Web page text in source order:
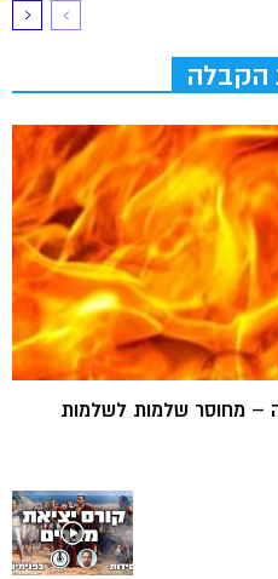
הקבלה
– מחוסר שלמות לשלמות